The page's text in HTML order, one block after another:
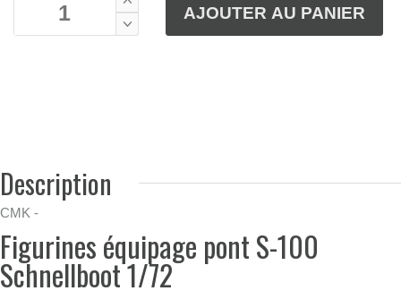
Description
CMK -
Figurines équipage pont S-100
Schnellboot 1/72